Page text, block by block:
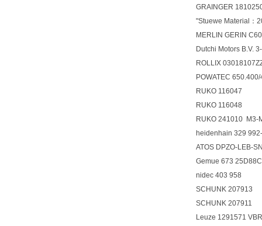
GRAINGER
"Stuewe Material
MERLIN GERIN
Dutchi Motors B.V.
ROLLIX
POWATEC
RUKO 116047
RUKO 116048
RUKO 241010 M3-
heidenhain 329
ATOS DPZO-LEB-
Gemue 673
nidec 403 958
SCHUNK 207913
SCHUNK 207911
Leuze 1291571